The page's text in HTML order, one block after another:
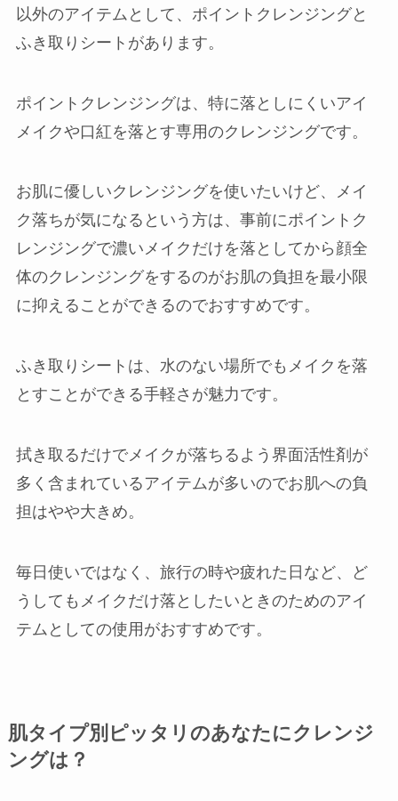
以外のアイテムとして、ポイントクレンジングと
ふき取りシートがあります。
ポイントクレンジングは、特に落としにくいアイ
メイクや口紅を落とす専用のクレンジングです。
お肌に優しいクレンジングを使いたいけど、メイ
ク落ちが気になるという方は、事前にポイントク
レンジングで濃いメイクだけを落としてから顔全
体のクレンジングをするのがお肌の負担を最小限
に抑えることができるのでおすすめです。
ふき取りシートは、水のない場所でもメイクを落
とすことができる手軽さが魅力です。
拭き取るだけでメイクが落ちるよう界面活性剤が
多く含まれているアイテムが多いのでお肌への負
担はやや大きめ。
毎日使いではなく、旅行の時や疲れた日など、ど
うしてもメイクだけ落としたいときのためのアイ
テムとしての使用がおすすめです。
肌タイプ別ピッタリのあなたにクレンジ
ングは？